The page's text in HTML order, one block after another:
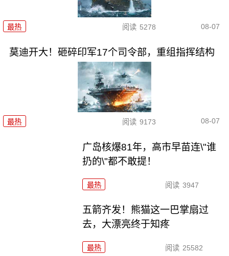
最热 阅读 5278 08-07
莫迪开大！砸碎印军17个司令部，重组指挥结构
最热 阅读 9173 08-07
广岛核爆81年，高市早苗连\"谁
扔的\"都不敢提！
最热 阅读 3947
五箭齐发！熊猫这一巴掌扇过
去，大漂亮终于知疼
最热 阅读 25582